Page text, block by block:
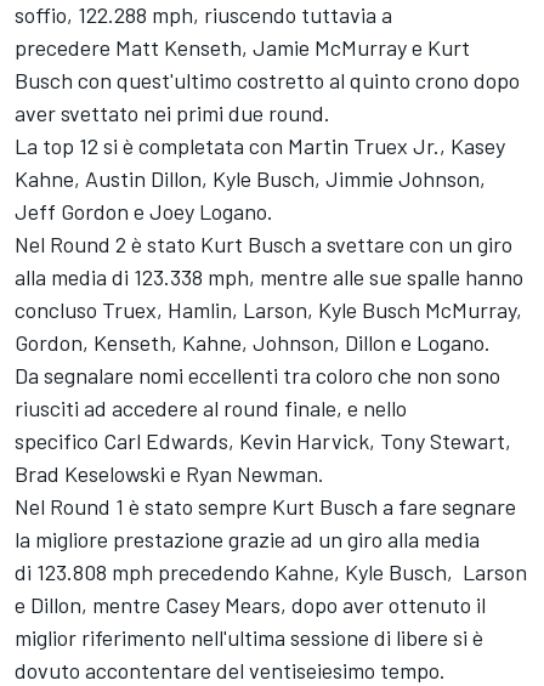
soffio, 122.288 mph, riuscendo tuttavia a
precedere Matt Kenseth, Jamie McMurray e Kurt
Busch con quest'ultimo costretto al quinto crono dopo
aver svettato nei primi due round.
La top 12 si è completata con Martin Truex Jr., Kasey
Kahne, Austin Dillon, Kyle Busch, Jimmie Johnson,
Jeff Gordon e Joey Logano.
Nel Round 2 è stato Kurt Busch a svettare con un giro
alla media di 123.338 mph, mentre alle sue spalle hanno
concluso Truex, Hamlin, Larson, Kyle Busch McMurray,
Gordon, Kenseth, Kahne, Johnson, Dillon e Logano.
Da segnalare nomi eccellenti tra coloro che non sono
riusciti ad accedere al round finale, e nello
specifico Carl Edwards, Kevin Harvick, Tony Stewart,
Brad Keselowski e Ryan Newman.
Nel Round 1 è stato sempre Kurt Busch a fare segnare
la migliore prestazione grazie ad un giro alla media
di 123.808 mph precedendo Kahne, Kyle Busch, Larson
e Dillon, mentre Casey Mears, dopo aver ottenuto il
miglior riferimento nell'ultima sessione di libere si è
dovuto accontentare del ventiseiesimo tempo.